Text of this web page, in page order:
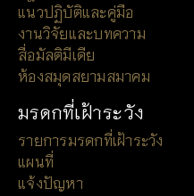
แนวปฏิบัติและคู่มือ
งานวิจัยและบทความ
สื่อมัลติมีเดีย
ห้องสมุดสยามสมาคม
มรดกที่เฝ้าระวัง
รายการมรดกที่เฝ้าระวัง
แผนที่
แจ้งปัญหา